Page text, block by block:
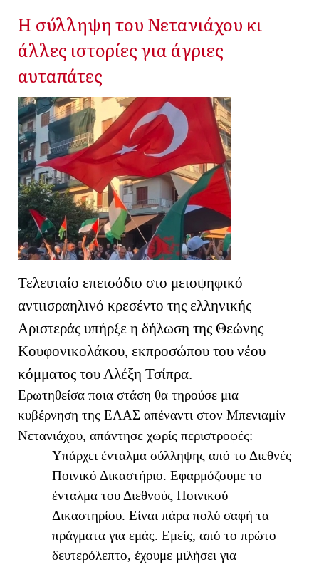
Η σύλληψη του Νετανιάχου κι
άλλες ιστορίες για άγριες
αυταπάτες
Τελευταίο επεισόδιο στο μειοψηφικό
αντιισραηλινό κρεσέντο της ελληνικής
Αριστεράς υπήρξε η δήλωση της Θεώνης
Κουφονικολάκου, εκπροσώπου του νέου
κόμματος του Αλέξη Τσίπρα.
Ερωτηθείσα ποια στάση θα τηρούσε μια
κυβέρνηση της ΕΛΑΣ απέναντι στον Μπενιαμίν
Νετανιάχου, απάντησε χωρίς περιστροφές:
Υπάρχει ένταλμα σύλληψης από το Διεθνές
Ποινικό Δικαστήριο. Εφαρμόζουμε το
ένταλμα του Διεθνούς Ποινικού
Δικαστηρίου. Είναι πάρα πολύ σαφή τα
πράγματα για εμάς. Εμείς, από το πρώτο
δευτερόλεπτο, έχουμε μιλήσει για